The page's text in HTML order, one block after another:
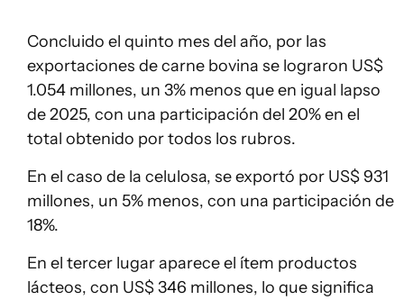
Concluido el quinto mes del año, por las
exportaciones de carne bovina se lograron US$
1.054 millones, un 3% menos que en igual lapso
de 2025, con una participación del 20% en el
total obtenido por todos los rubros.
En el caso de la celulosa, se exportó por US$ 931
millones, un 5% menos, con una participación de
18%.
En el tercer lugar aparece el ítem productos
lácteos, con US$ 346 millones, lo que significa